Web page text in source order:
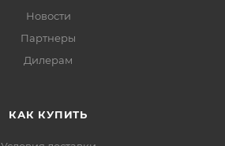
Новости
Партнеры
Дилерам
КАК КУПИТЬ